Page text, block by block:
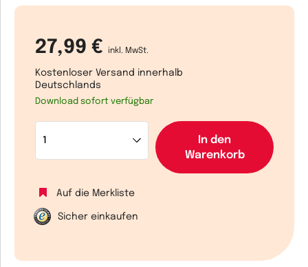
27,99 € inkl. MwSt.
Kostenloser Versand innerhalb
Deutschlands
Download sofort verfügbar
In den
Warenkorb
Auf die Merkliste
Sicher einkaufen